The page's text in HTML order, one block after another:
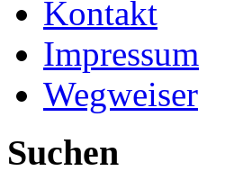
Kontakt
Impressum
Wegweiser
Suchen